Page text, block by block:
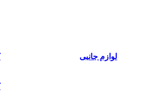
لوازم جانبی